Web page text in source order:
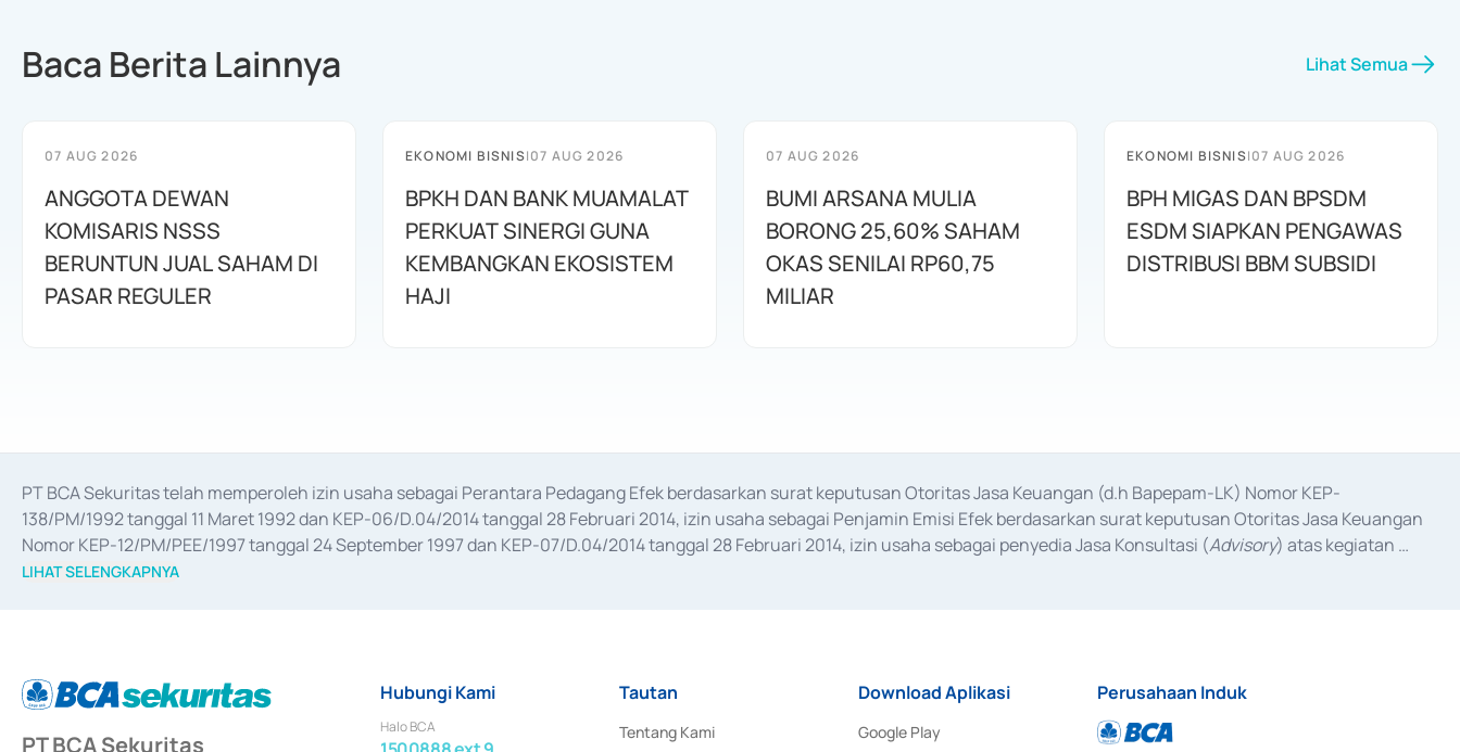
Baca Berita Lainnya Lihat Semua
07 AUG 2026
ANGGOTA DEWAN
KOMISARIS NSSS
BERUNTUN JUAL SAHAM DI
PASAR REGULER
EKONOMI BISNIS|07 AUG 2026
BPKH DAN BANK MUAMALAT
PERKUAT SINERGI GUNA
KEMBANGKAN EKOSISTEM
HAJI
07 AUG 2026
BUMI ARSANA MULIA
BORONG 25,60% SAHAM
OKAS SENILAI RP60,75
MILIAR
EKONOMI BISNIS|07 AUG 2026
BPH MIGAS DAN BPSDM
ESDM SIAPKAN PENGAWAS
DISTRIBUSI BBM SUBSIDI
PT BCA Sekuritas telah memperoleh izin usaha sebagai Perantara Pedagang Efek berdasarkan surat keputusan Otoritas Jasa Keuangan (d.h Bapepam-LK) Nomor KEP-
138/PM/1992 tanggal 11 Maret 1992 dan KEP-06/D.04/2014 tanggal 28 Februari 2014, izin usaha sebagai Penjamin Emisi Efek berdasarkan surat keputusan Otoritas Jasa Keuangan
Nomor KEP-12/PM/PEE/1997 tanggal 24 September 1997 dan KEP-07/D.04/2014 tanggal 28 Februari 2014, izin usaha sebagai penyedia Jasa Konsultasi (Advisory) atas kegiatan
merger, akuisisi, divestasi, dan
LIHAT SELENGKAPNYA
PT BCA Sekuritas
Hubungi Kami
Halo BCA
Tautan
Tentang Kami
Download Aplikasi
Google Play
Perusahaan Induk